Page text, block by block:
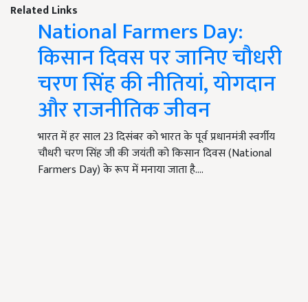
Related Links
National Farmers Day:
किसान दिवस पर जानिए चौधरी
चरण सिंह की नीतियां, योगदान
और राजनीतिक जीवन
भारत में हर साल 23 दिसंबर को भारत के पूर्व प्रधानमंत्री स्वर्गीय
चौधरी चरण सिंह जी की जयंती को किसान दिवस (National
Farmers Day) के रूप में मनाया जाता है.…